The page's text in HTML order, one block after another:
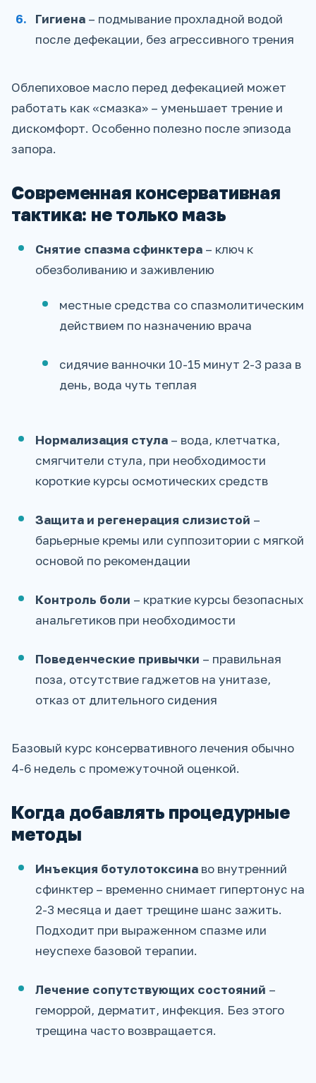
Гигиена – подмывание прохладной водой
после дефекации, без агрессивного трения
Облепиховое масло перед дефекацией может
работать как «смазка» – уменьшает трение и
дискомфорт. Особенно полезно после эпизода
запора.
Современная консервативная
тактика: не только мазь
Снятие спазма сфинктера – ключ к
обезболиванию и заживлению
местные средства со спазмолитическим
действием по назначению врача
сидячие ванночки 10-15 минут 2-3 раза в
день, вода чуть теплая
Нормализация стула – вода, клетчатка,
смягчители стула, при необходимости
короткие курсы осмотических средств
Защита и регенерация слизистой –
барьерные кремы или суппозитории с мягкой
основой по рекомендации
Контроль боли – краткие курсы безопасных
анальгетиков при необходимости
Поведенческие привычки – правильная
поза, отсутствие гаджетов на унитазе,
отказ от длительного сидения
Базовый курс консервативного лечения обычно
4-6 недель с промежуточной оценкой.
Когда добавлять процедурные
методы
Инъекция ботулотоксина во внутренний
сфинктер – временно снимает гипертонус на
2-3 месяца и дает трещине шанс зажить.
Подходит при выраженном спазме или
неуспехе базовой терапии.
Лечение сопутствующих состояний –
геморрой, дерматит, инфекция. Без этого
трещина часто возвращается.